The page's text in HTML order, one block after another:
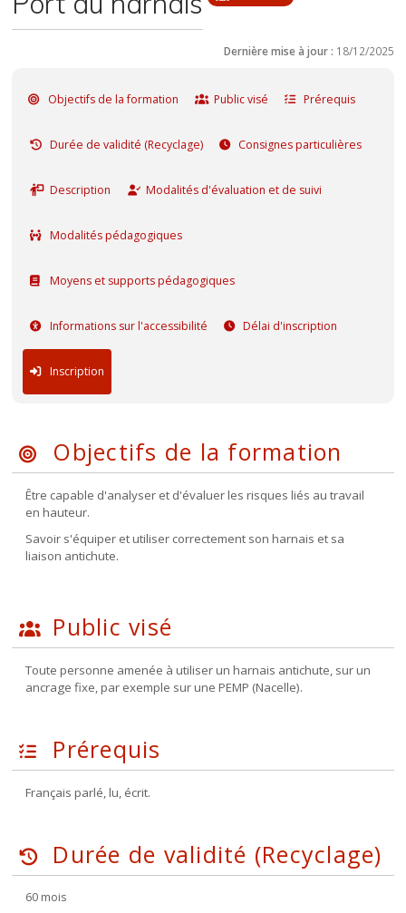
Dernière mise à jour : 18/12/2025
Objectifs de la formation Public visé Prérequis
Durée de validité (Recyclage) Consignes particulières
Description Modalités d'évaluation et de suivi
Modalités pédagogiques
Moyens et supports pédagogiques
Informations sur l'accessibilité Délai d'inscription
Inscription
Objectifs de la formation
Être capable d'analyser et d'évaluer les risques liés au travail
en hauteur.
Savoir s'équiper et utiliser correctement son harnais et sa
liaison antichute.
Public visé
Toute personne amenée à utiliser un harnais antichute, sur un
ancrage fixe, par exemple sur une PEMP (Nacelle).
Prérequis
Français parlé, lu, écrit.
Durée de validité (Recyclage)
60 mois